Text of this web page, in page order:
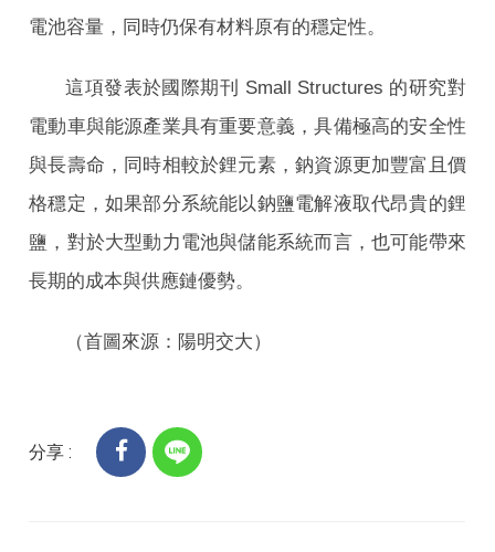
電池容量，同時仍保有材料原有的穩定性。
這項發表於國際期刊 Small Structures 的研究對
電動車與能源產業具有重要意義，具備極高的安全性
與長壽命，同時相較於鋰元素，鈉資源更加豐富且價
格穩定，如果部分系統能以鈉鹽電解液取代昂貴的鋰
鹽，對於大型動力電池與儲能系統而言，也可能帶來
長期的成本與供應鏈優勢。
（首圖來源：陽明交大）
分享 :